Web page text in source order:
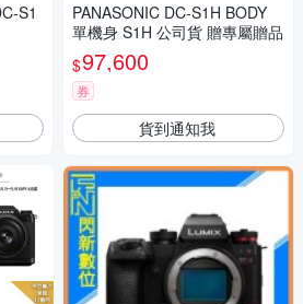
S1
PANASONIC DC-S1H BODY
單機身 S1H 公司貨 贈專屬贈品
$97,600
券
貨到通知我